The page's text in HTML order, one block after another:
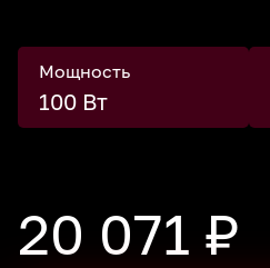
Мощность
100 Вт
20 071 ₽